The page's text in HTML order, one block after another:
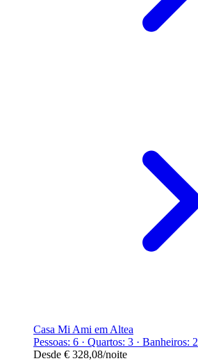
Casa Mi Ami em Altea
Pessoas: 6 · Quartos: 3 · Banheiros: 2
Desde € 328,08/noite